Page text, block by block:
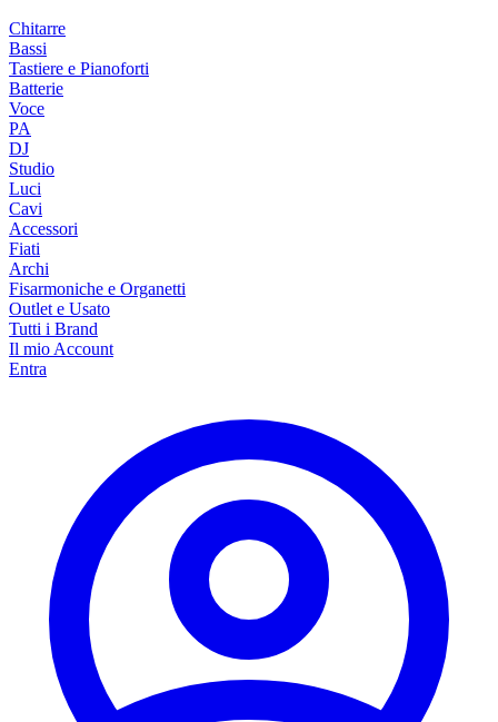
Chitarre
Bassi
Tastiere e Pianoforti
Batterie
Voce
PA
DJ
Studio
Luci
Cavi
Accessori
Fiati
Archi
Fisarmoniche e Organetti
Outlet e Usato
Tutti i Brand
Il mio Account
Entra